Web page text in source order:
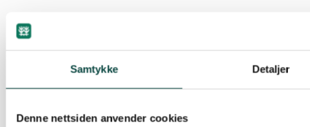
Samtykke Detaljer
Denne nettsiden anvender cookies
BESTEMMELSER TIL REGULERINGSPLAN FOR
HORNIVEIEN OG BRENNEVEIEN
§ 4